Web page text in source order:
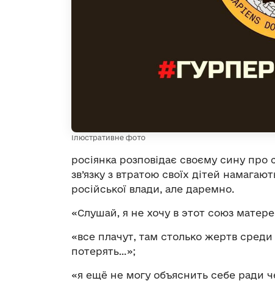
Ілюстративне фото
росіянка розповідає своєму сину про
зв’язку з втратою своїх дітей
російської влади, але даремно.
«Слушай, я не хочу в этот союз
«все плачут, там столько жертв
потерять…»;
«я ещё не могу объяснить себе ради